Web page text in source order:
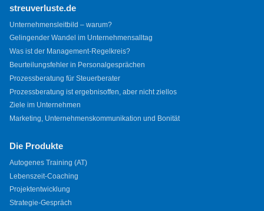
streuverluste.de
Unternehmensleitbild – warum?
Gelingender Wandel im Unternehmensalltag
Was ist der Management-Regelkreis?
Beurteilungsfehler in Personalgesprächen
Prozessberatung für Steuerberater
Prozessberatung ist ergebnisoffen, aber nicht ziellos
Ziele im Unternehmen
Marketing, Unternehmenskommunikation und Bonität
Die Produkte
Autogenes Training (AT)
Lebenszeit-Coaching
Projektentwicklung
Strategie-Gespräch